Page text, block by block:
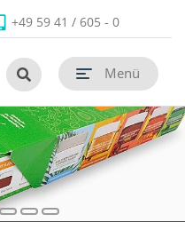
Untermenü
Untermenü
+49 59 41 / 605 - 0
Menü